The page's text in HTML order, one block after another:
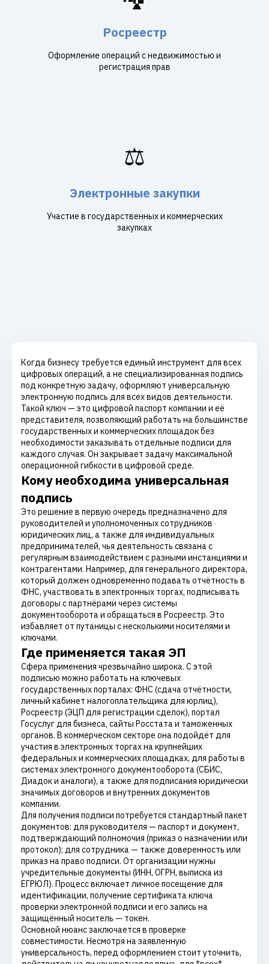
Росреестр
Оформление операций с недвижимостью и
регистрация прав
⚖️
Электронные закупки
Участие в государственных и коммерческих
закупках
Когда бизнесу требуется единый инструмент для всех
цифровых операций, а не специализированная подпись
под конкретную задачу, оформляют универсальную
электронную подпись для всех видов деятельности.
Такой ключ — это цифровой паспорт компании и её
представителя, позволяющий работать на большинстве
государственных и коммерческих площадок без
необходимости заказывать отдельные подписи для
каждого случая. Он закрывает задачу максимальной
операционной гибкости в цифровой среде.
Кому необходима универсальная
подпись
Это решение в первую очередь предназначено для
руководителей и уполномоченных сотрудников
юридических лиц, а также для индивидуальных
предпринимателей, чья деятельность связана с
регулярным взаимодействием с разными инстанциями и
контрагентами. Например, для генерального директора,
который должен одновременно подавать отчётность в
ФНС, участвовать в электронных торгах, подписывать
договоры с партнёрами через системы
документооборота и обращаться в Росреестр. Это
избавляет от путаницы с несколькими носителями и
ключами.
Где применяется такая ЭП
Сфера применения чрезвычайно широка. С этой
подписью можно работать на ключевых
государственных порталах: ФНС (сдача отчётности,
личный кабинет налогоплательщика для юрлиц),
Росреестр (ЭЦП для регистрации сделок), портал
Госуслуг для бизнеса, сайты Росстата и таможенных
органов. В коммерческом секторе она подойдёт для
участия в электронных торгах на крупнейших
федеральных и коммерческих площадках, для работы в
системах электронного документооборота (СБИС,
Диадок и аналоги), а также для подписания юридически
значимых договоров и внутренних документов
компании.
Для получения подписи потребуется стандартный пакет
документов: для руководителя — паспорт и документ,
подтверждающий полномочия (приказ о назначении или
протокол); для сотрудника — также доверенность или
приказ на право подписи. От организации нужны
учредительные документы (ИНН, ОГРН, выписка из
ЕГРЮЛ). Процесс включает личное посещение для
идентификации, получение сертификата ключа
проверки электронной подписи и его запись на
защищённый носитель — токен.
Основной нюанс заключается в проверке
совместимости. Несмотря на заявленную
универсальность, перед оформлением стоит уточнить,